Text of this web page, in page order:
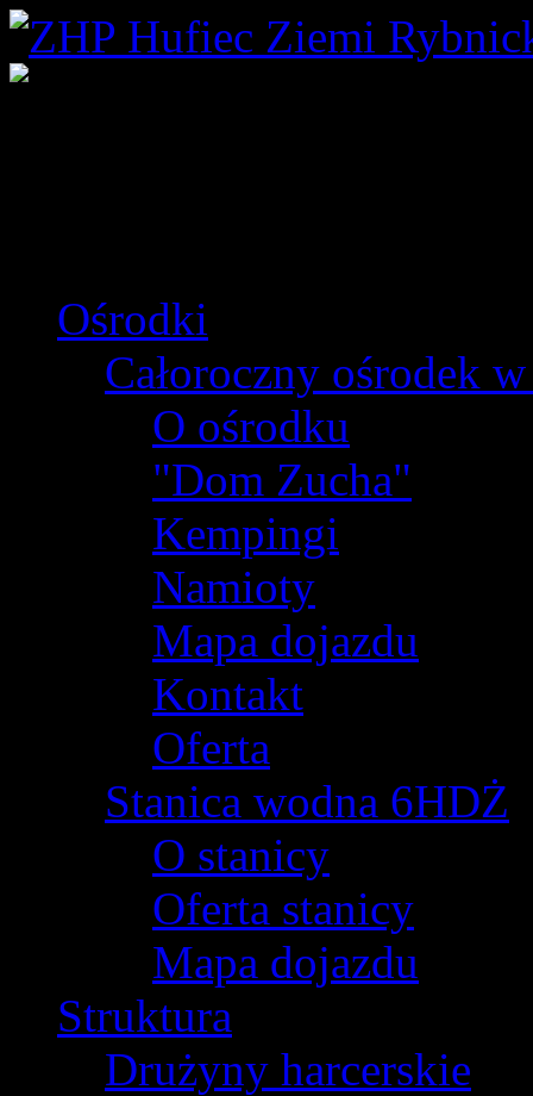
Ośrodki
Całoroczny ośrodek
O ośrodku
"Dom Zucha"
Kempingi
Namioty
Mapa dojazdu
Kontakt
Oferta
Stanica wodna 6HDŻ
O stanicy
Oferta stanicy
Mapa dojazdu
Struktura
Drużyny harcerskie
punktów
próby
podharcmistrzowskiej